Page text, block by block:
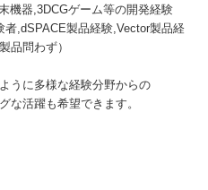
機器,3DCGゲーム等の開発経験
,dSPACE製品経験,Vector製品経
品問わず）
うに多様な経験分野からの
な活躍も希望できます。